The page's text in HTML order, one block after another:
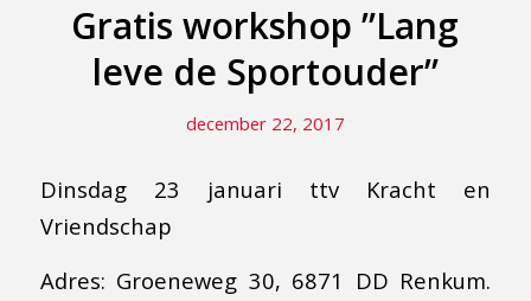
Gratis workshop ”Lang
leve de Sportouder”
december 22, 2017
Dinsdag 23 januari ttv Kracht en
Vriendschap
Adres: Groeneweg 30, 6871 DD Renkum.